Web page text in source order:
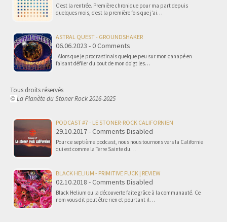
C’est la rentrée. Première chronique pour ma part depuis
quelques mois, c’est la première fois que j’ai…
ASTRAL QUEST - GROUNDSHAKER
06.06.2023 - 0 Comments
Alors que je procrastinais quelque peu sur mon canapé en
faisant défiler du bout de mon doigt les…
Tous droits réservés
© La Planète du Stoner Rock 2016-2025
PODCAST #7 - LE STONER-ROCK CALIFORNIEN
29.10.2017 - Comments Disabled
Pour ce septième podcast, nous nous tournons vers la Californie
qui est comme la Terre Sainte du…
BLACK HELIUM - PRIMITIVE FUCK | REVIEW
02.10.2018 - Comments Disabled
Black Helium ou la découverte faite grâce à la communauté. Ce
nom vous dit peut être rien et pourtant il…